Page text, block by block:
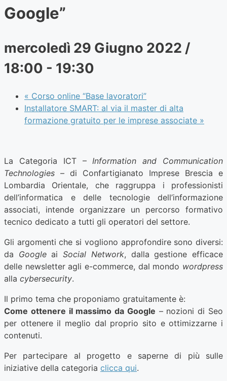
Google”
mercoledì 29 Giugno 2022 /
18:00 - 19:30
« Corso online “Base lavoratori”
Installatore SMART: al via il master di alta
formazione gratuito per le imprese associate »
La Categoria ICT –Information and Communication
Technologies – di Confartigianato Imprese Brescia e
Lombardia Orientale, che raggruppa i professionisti
dell’informatica e delle tecnologie dell’informazione
associati, intende organizzare un percorso formativo
tecnico dedicato a tutti gli operatori del settore.
Gli argomenti che si vogliono approfondire sono diversi:
da GoogleaiSocial Network, dalla gestione efficace
delle newsletter agli e-commerce, dal mondo wordpress
alla cybersecurity.
Il primo tema che proponiamo gratuitamente è:
Come ottenere il massimo da Google – nozioni di Seo
per ottenere il meglio dal proprio sito e ottimizzarne i
contenuti.
Per partecipare al progetto e saperne di più sulle
iniziative della categoria clicca qui.